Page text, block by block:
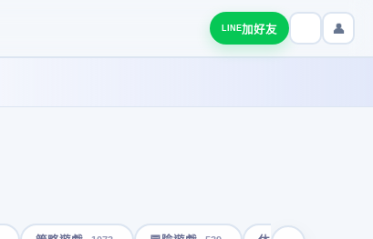
LINE加好友 👤